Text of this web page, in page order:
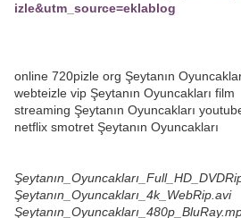
izle&utm_source=eklablog
online 720pizle org Şeytanın
webteizle vip Şeytanın Oyuncakları film
streaming Şeytanın Oyuncakları
netflix smotret Şeytanın Oyuncakları
Şeytanın_Oyuncakları_4k_WebRip.avi